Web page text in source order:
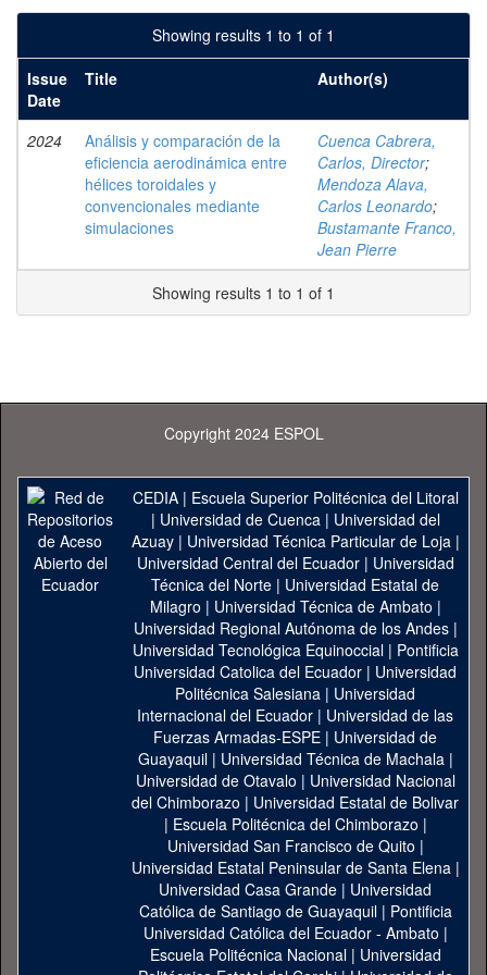
Showing results 1 to 1 of 1
Issue
Date
Title Author(s)
2024
Análisis y comparación de la
eficiencia aerodinámica entre
hélices toroidales y
convencionales mediante
simulaciones
Cuenca Cabrera,
Carlos, Director;
Mendoza Alava,
Carlos Leonardo;
Bustamante Franco,
Jean Pierre
Showing results 1 to 1 of 1
Copyright 2024 ESPOL
CEDIA| Escuela Superior Politécnica del Litoral
| Universidad de Cuenca| Universidad del
Azuay| Universidad Técnica Particular de Loja|
Universidad Central del Ecuador| Universidad
Técnica del Norte | Universidad Estatal de
Milagro | Universidad Técnica de Ambato |
Universidad Regional Autónoma de los Andes|
Universidad Tecnológica Equinoccial| Pontificia
Universidad Catolica del Ecuador | Universidad
Politécnica Salesiana | Universidad
Internacional del Ecuador | Universidad de las
Fuerzas Armadas-ESPE | Universidad de
Guayaquil| Universidad Técnica de Machala|
Universidad de Otavalo | Universidad Nacional
del Chimborazo | Universidad Estatal de Bolivar
| Escuela Politécnica del Chimborazo |
Universidad San Francisco de Quito |
Universidad Estatal Peninsular de Santa Elena|
Universidad Casa Grande | Universidad
Católica de Santiago de Guayaquil| Pontificia
Universidad Católica del Ecuador - Ambato |
Escuela Politécnica Nacional| Universidad